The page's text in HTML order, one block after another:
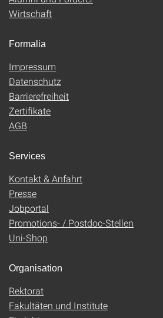
Wirtschaft
Formalia
Impressum
Datenschutz
Barrierefreiheit
Zertifikate
AGB
Services
Kontakt & Anfahrt
Presse
Jobportal
Promotions- / Postdoc-Stellen
Uni-Shop
Organisation
Rektorat
Fakultäten und Institute